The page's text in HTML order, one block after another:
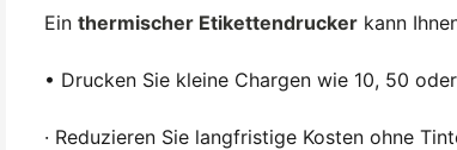
Ein thermischer Etikettendrucker kann
• Drucken Sie kleine Chargen wie 10, 50
· Reduzieren Sie langfristige Kosten ohne